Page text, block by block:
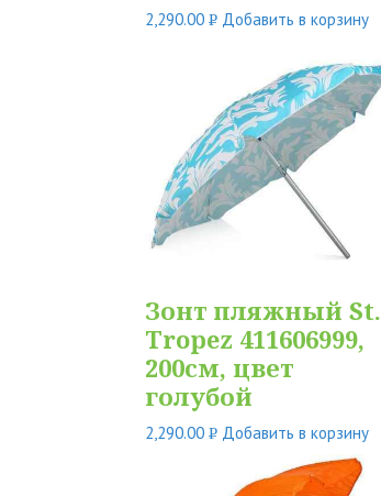
2,290.00 Р Добавить в корзину
Зонт пляжный St.
Tropez 411606999,
200см, цвет
голубой
2,290.00 Р Добавить в корзину